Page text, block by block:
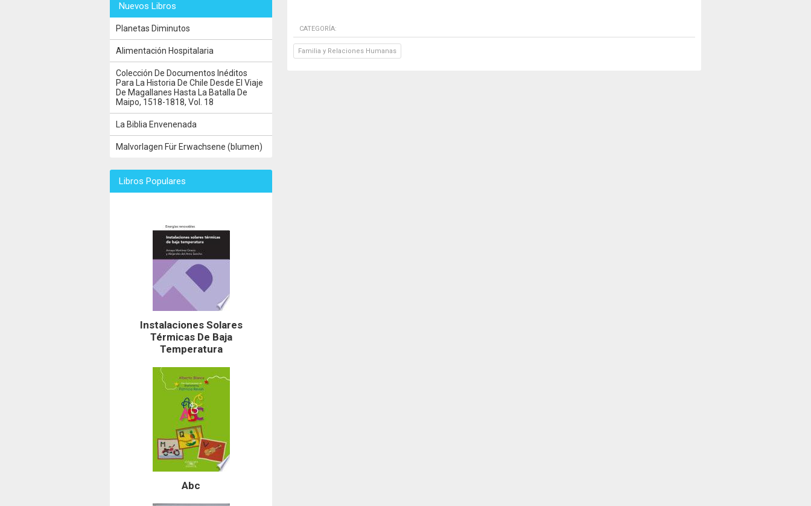
CATEGORÍA:
Familia y Relaciones Humanas
Nuevos Libros
Planetas Diminutos
Alimentación Hospitalaria
Colección De Documentos Inéditos
Para La Historia De Chile Desde El Viaje
De Magallanes Hasta La Batalla De
Maipo, 1518-1818, Vol. 18
La Biblia Envenenada
Malvorlagen Für Erwachsene (blumen)
Libros Populares
Instalaciones Solares
Térmicas De Baja
Temperatura
Abc